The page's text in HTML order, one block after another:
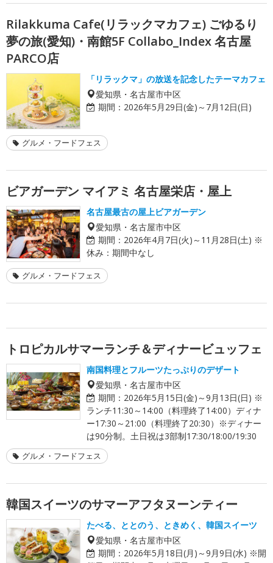
Rilakkuma Cafe(リラックマカフェ) ごゆるり
夢の旅(愛知)・南館5F Collabo_Index 名古屋
PARCO店
「リラックマ」の放送を記念したテーマカフェ
愛知県・名古屋市中区
期間： 2026年5月29日(金)～7月12日(日)
グルメ・フードフェス
ビアガーデン マイアミ 名古屋栄店・屋上
名古屋最古の屋上ビアガーデン
愛知県・名古屋市中区
期間： 2026年4月7日(火)～11月28日(土) ※
休み：期間中なし
グルメ・フードフェス
トロピカルサマーランチ＆ディナービュッフェ
南国料理とフルーツたっぷりのデザート
愛知県・名古屋市中区
期間： 2026年5月15日(金)～9月13日(日) ※
ランチ11:30～14:00（料理終了14:00）ディナ
ー17:30～21:00（料理終了20:30）※ディナー
は90分制。土日祝は3部制17:30/18:00/19:30
グルメ・フードフェス
韓国スイーツのサマーアフタヌーンティー
たべる、ととのう、ときめく、韓国スイーツ
愛知県・名古屋市中区
期間： 2026年5月18日(月)～9月9日(水) ※開